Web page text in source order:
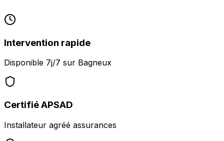
Intervention rapide
Disponible 7j/7 sur Bagneux
Certifié APSAD
Installateur agréé assurances